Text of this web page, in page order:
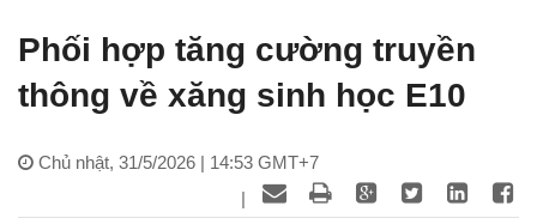
Phối hợp tăng cường truyền
thông về xăng sinh học E10
Chủ nhật, 31/5/2026 | 14:53 GMT+7
|